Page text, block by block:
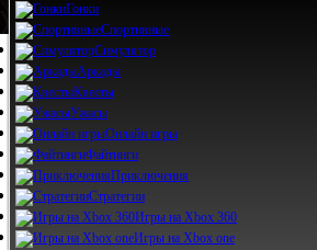
Гонки
Спортивные
Симулятор
Аркады
Квесты
Ужасы
Онлайн игры
Файтинги
Приключения
Стратегии
Игры на Xbox 360
Игры на Xbox one